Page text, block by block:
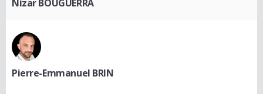
Nizar BOUGUERRA
Pierre-Emmanuel BRIN